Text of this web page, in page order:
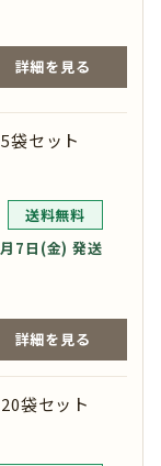
詳細を見る
袋セット
送料無料
7日(金) 発送
詳細を見る
袋セット